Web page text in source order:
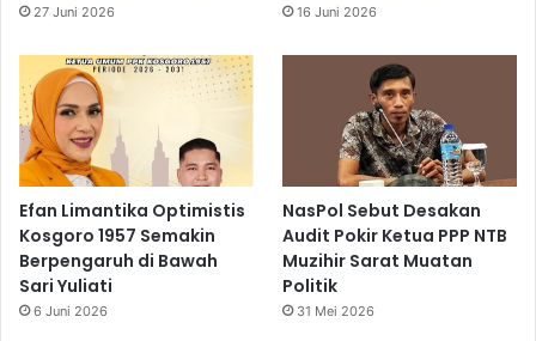
27 Juni 2026 16 Juni 2026
Efan Limantika Optimistis
Kosgoro 1957 Semakin
Berpengaruh di Bawah
Sari Yuliati
6 Juni 2026
NasPol Sebut Desakan
Audit Pokir Ketua PPP NTB
Muzihir Sarat Muatan
Politik
31 Mei 2026